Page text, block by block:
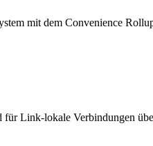
mit dem Convenience
Link-lokale Verbindungen